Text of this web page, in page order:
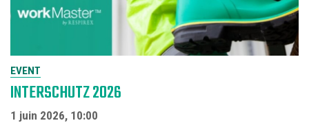
EVENT
INTERSCHUTZ 2026
1 juin 2026, 10:00